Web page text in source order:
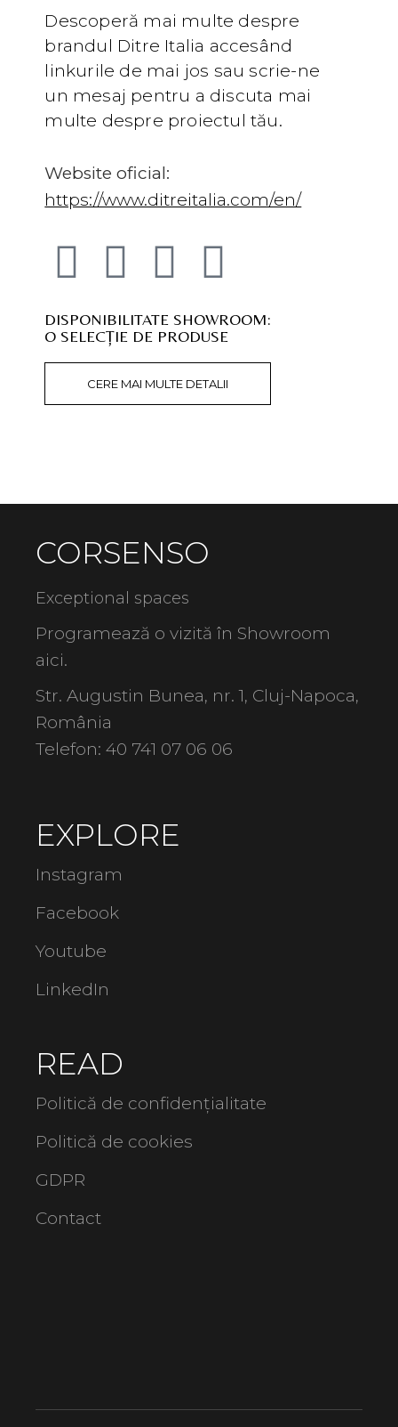
Descoperă mai multe despre
brandul Ditre Italia accesând
linkurile de mai jos sau scrie-ne
un mesaj pentru a discuta mai
multe despre proiectul tău.
Website oficial:
https://www.ditreitalia.com/en/
DISPONIBILITATE SHOWROOM:
O SELECȚIE DE PRODUSE
CERE MAI MULTE DETALII
CORSENSO
Exceptional spaces
Programează o vizită în Showroom
aici.
Str. Augustin Bunea, nr. 1, Cluj-Napoca,
România
Telefon:40 741 07 06 06
EXPLORE
Instagram
Facebook
Youtube
LinkedIn
READ
Politică de confidențialitate
Politică de cookies
GDPR
Contact